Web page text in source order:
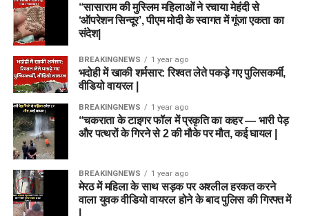
“सासाराम की मुस्लिम महिलाओं ने रचाया मेहंदी से
‘ऑपरेशन सिन्दूर’, पीएम मोदी के स्वागत में गूंजा एकता का
संदेश|
BREAKINGNEWS 1 year ago
भदोही में खाकी शर्मसार: रिश्वत लेते पकड़े गए पुलिसकर्मी,
वीडियो वायरल |
BREAKINGNEWS 1 year ago
“चकराता के टाइगर फॉल में प्रकृति का कहर — भारी पेड़
और पत्थरों के गिरने से 2 की मौके पर मौत, कई घायल |
BREAKINGNEWS 1 year ago
मेरठ में महिला के साथ सड़क पर अश्लील हरकत करने
वाला युवक वीडियो वायरल होने के बाद पुलिस की गिरफ्त में